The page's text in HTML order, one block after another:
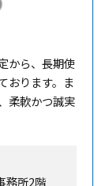
から、長期使
おります。ま
柔軟かつ誠実
務所2階